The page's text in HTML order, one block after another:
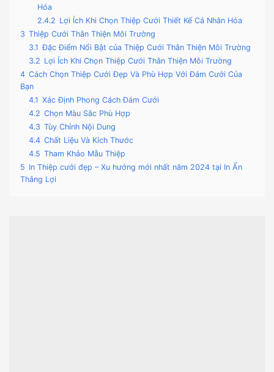
Hóa
2.4.2 Lợi Ích Khi Chọn Thiệp Cưới Thiết Kế Cá Nhân Hóa
3 Thiệp Cưới Thân Thiện Môi Trường
3.1 Đặc Điểm Nổi Bật của Thiệp Cưới Thân Thiện Môi Trường
3.2 Lợi Ích Khi Chọn Thiệp Cưới Thân Thiện Môi Trường
4 Cách Chọn Thiệp Cưới Đẹp Và Phù Hợp Với Đám Cưới Của
Bạn
4.1 Xác Định Phong Cách Đám Cưới
4.2 Chọn Màu Sắc Phù Hợp
4.3 Tùy Chỉnh Nội Dung
4.4 Chất Liệu Và Kích Thước
4.5 Tham Khảo Mẫu Thiệp
5 In Thiệp cưới đẹp – Xu hướng mới nhất năm 2024 tại In Ấn
Thắng Lợi